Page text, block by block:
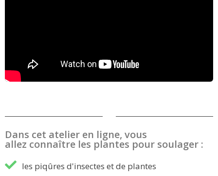
Dans cet atelier en ligne, vous
allez connaître les plantes pour soulager :
les piqûres d'insectes et de plantes